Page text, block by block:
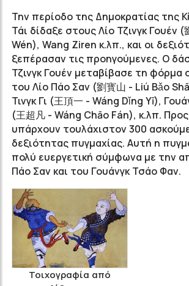
Την περίοδο της Δημοκρατίας της
Τάι δίδαξε στους Λίο Τζινγκ Γουέν
Wén), Wang Ziren κ.λπ., και οι
ξεπέρασαν τις προηγούμενες. O
Τζινγκ Γουέν μεταβίβασε τη φόρμα
του Λίο Πάο Σαν (劉寳山 - Liú Bǎo
Τινγκ Γι (王頂一 - Wáng Dǐng Yī),
(王超凡 - Wáng Chāo Fán), κ.λπ.
υπάρχουν τουλάχιστον 300
δεξιότητας πυγμαχίας. Αυτή η
πολύ ευεργετική σύμφωνα με την
Πάο Σαν και του Γουάνγκ Τσάο Φαν.
Τοιχογραφία από